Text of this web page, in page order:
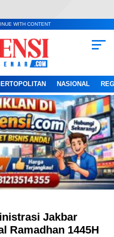
WITH CONTENT
NASIONAL
Jakbar
Ramadhan 1445H